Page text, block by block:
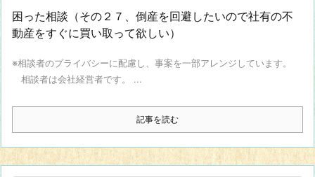
困った相談（その２７、倒産を回避したいので社有の不
動産をすぐに買い取って欲しい）
※相談者のプライバシーに配慮し、事案を一部アレンジしています。
相談者は会社経営者です。 ...
記事を読む